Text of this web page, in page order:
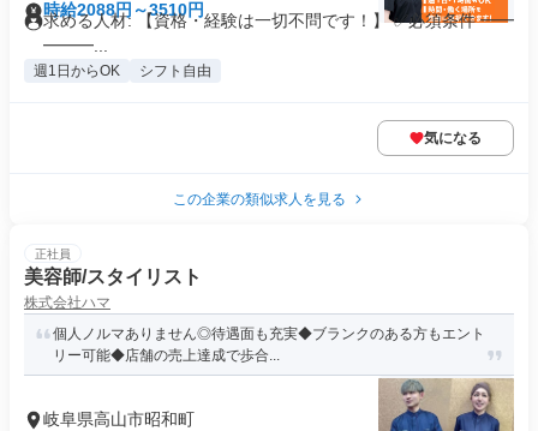
時給2088円～3510円
求める人材: 【資格・経験は一切不問です！】 ✅必須条件 ━━
━━━...
週1日からOK シフト自由
気になる
この企業の類似求人を見る
正社員
美容師/スタイリスト
株式会社ハマ
個人ノルマありません◎待遇面も充実◆ブランクのある方もエント
リー可能◆店舗の売上達成で歩合...
岐阜県高山市昭和町